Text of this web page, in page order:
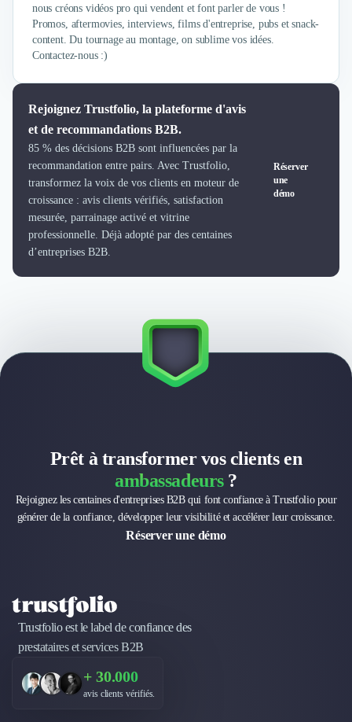
nous créons vidéos pro qui vendent et font parler de vous !
Promos, aftermovies, interviews, films d'entreprise, pubs et snack-
content. Du tournage au montage, on sublime vos idées.
Contactez-nous :)
Rejoignez Trustfolio, la plateforme d'avis
et de recommandations B2B.
85 % des décisions B2B sont influencées par la
recommandation entre pairs. Avec Trustfolio,
transformez la voix de vos clients en moteur de
croissance : avis clients vérifiés, satisfaction
mesurée, parrainage activé et vitrine
professionnelle. Déjà adopté par des centaines
d’entreprises B2B.
Réserver
une
démo
Prêt à transformer vos clients en
ambassadeurs?
Rejoignez les centaines d'entreprises B2B qui font confiance à Trustfolio pour
générer de la confiance, développer leur visibilité et accélérer leur croissance.
Réserver une démo
Trustfolio est le label de confiance des
prestataires et services B2B
+ 30.000
avis clients vérifiés.